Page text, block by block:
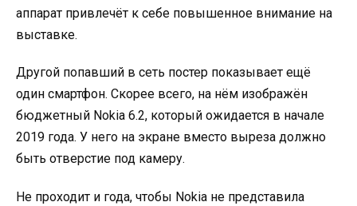
аппарат привлечёт к себе повышенное внимание на
выставке.
Другой попавший в сеть постер показывает ещё
один смартфон. Скорее всего, на нём изображён
бюджетный Nokia 6.2, который ожидается в начале
2019 года. У него на экране вместо выреза должно
быть отверстие под камеру.
Не проходит и года, чтобы Nokia не представила